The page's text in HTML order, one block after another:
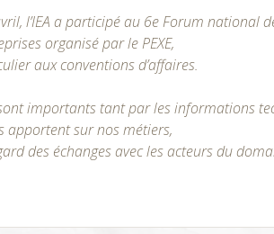
l’IEA a participé au 6e Forum national
organisé par le PEXE,
aux conventions d’affaires.
importants tant par les informations
apportent sur nos métiers,
des échanges avec les acteurs du